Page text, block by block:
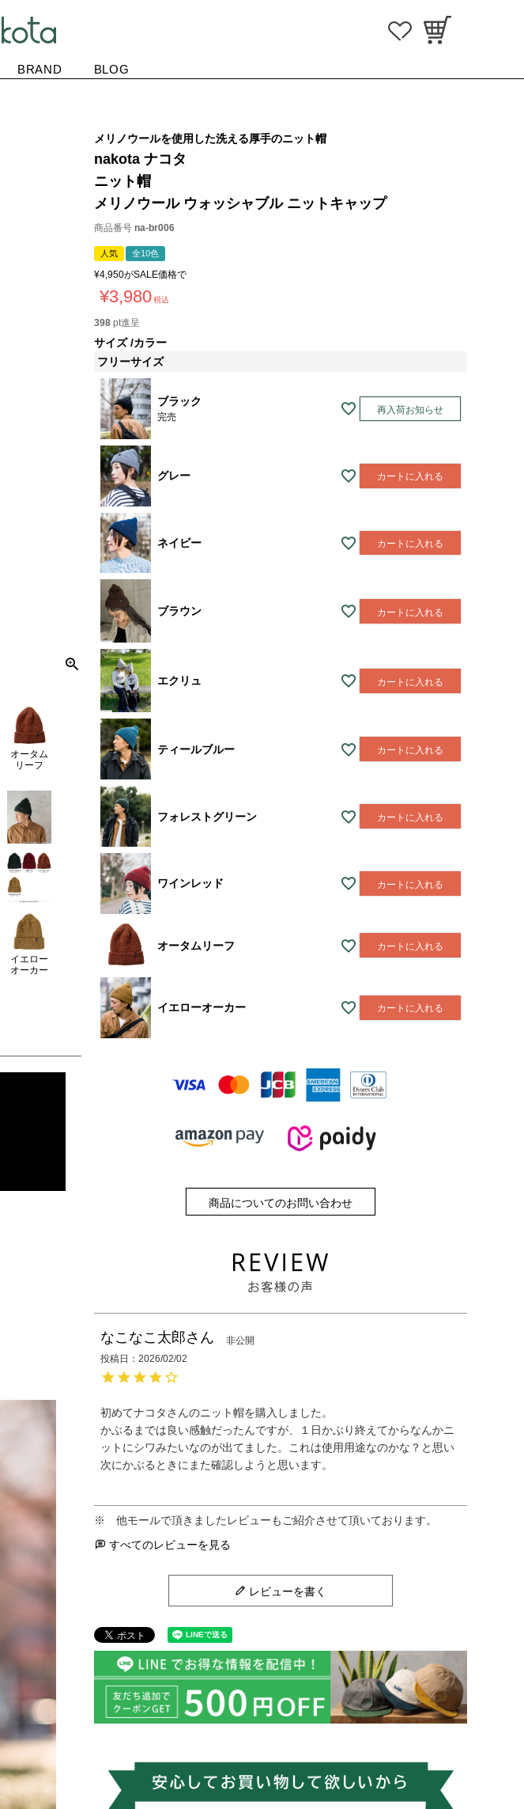
BRAND BLOG
オータム
リーフ
イエロー
オーカー
メリノウールを使用した洗える厚手のニット帽
nakota ナコタ
ニット帽
メリノウール ウォッシャブル ニットキャップ
商品番号 na-br006
人気 全10色
¥4,950がSALE価格で
¥3,980税込
398 pt進呈
サイズ カラー
フリーサイズ
ブラック
完売
再入荷お知らせ
グレー カートに入れる
ネイビー カートに入れる
ブラウン カートに入れる
エクリュ カートに入れる
ティールブルー カートに入れる
フォレストグリーン カートに入れる
ワインレッド カートに入れる
オータムリーフ カートに入れる
イエローオーカー カートに入れる
商品についてのお問い合わせ
なこなこ太郎
非公開
投稿日
2026/02/02
初めてナコタさんのニット帽を購入しました。
かぶるまでは良い感触だったんですが、１日かぶり終えてからなんかニ
ットにシワみたいなのが出てました。これは使用用途なのかな？と思い
次にかぶるときにまた確認しようと思います。
すべてのレビューを見る
レビューを書く